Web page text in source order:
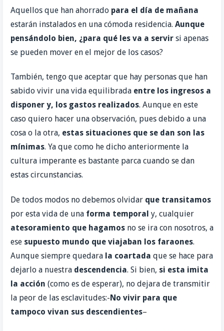
Aquellos que han ahorrado para el día de mañana
estarán instalados en una cómoda residencia. Aunque
pensándolo bien, ¿para qué les va a servirsi apenas
se pueden mover en el mejor de los casos?
También, tengo que aceptar que hay personas que han
sabido vivir una vida equilibrada entre los ingresos a
disponer y, los gastos realizados. Aunque en este
caso quiero hacer una observación, pues debido a una
cosa o la otra, estas situaciones que se dan son las
mínimas. Ya que como he dicho anteriormente la
cultura imperante es bastante parca cuando se dan
estas circunstancias.
De todos modos no debemos olvidar que transitamos
por esta vida de una forma temporal y, cualquier
atesoramiento que hagamosno se ira con nosotros, a
ese supuesto mundo que viajaban los faraones.
Aunque siempre quedara la coartada que se hace para
dejarlo a nuestra descendencia. Si bien, si esta imita
la acción (como es de esperar), no dejara de transmitir
la peor de las esclavitudes:-No vivir para que
tampoco vivan sus descendientes–